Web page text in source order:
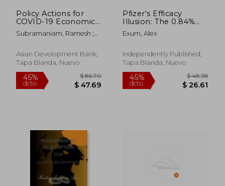
Policy Actions for
COVID-19 Economic
Recovery: A
Compendium of
Inglés)
Subramaniam, Ramesh ;
Jason
Asian Development Bank,
Tapa Blanda, Nuevo
Pfizer's Efficacy
Illusion: The 0.84%
Truth (en Inglés)
Exum, Alex
Independently Published,
Tapa Blanda, Nuevo